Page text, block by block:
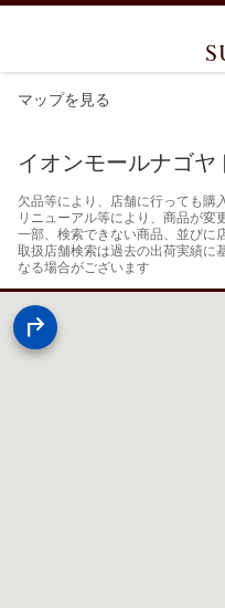
マップを見る
イオンモールナゴヤ
欠品等により、店舗に行っても購
リニューアル等により、商品が変
一部、検索できない商品、並びに
取扱店舗検索は過去の出荷実績に
なる場合がございます